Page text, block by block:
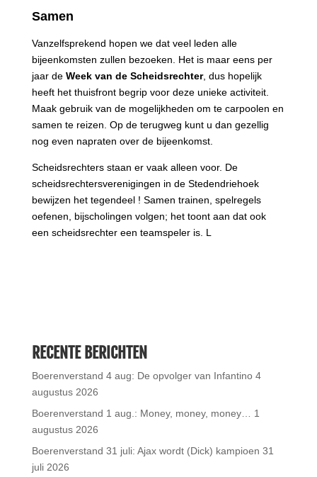
Samen
Vanzelfsprekend hopen we dat veel leden alle
bijeenkomsten zullen bezoeken. Het is maar eens per
jaar de Week van de Scheidsrechter, dus hopelijk
heeft het thuisfront begrip voor deze unieke activiteit.
Maak gebruik van de mogelijkheden om te carpoolen en
samen te reizen. Op de terugweg kunt u dan gezellig
nog even napraten over de bijeenkomst.
Scheidsrechters staan er vaak alleen voor. De
scheidsrechtersverenigingen in de Stedendriehoek
bewijzen het tegendeel ! Samen trainen, spelregels
oefenen, bijscholingen volgen; het toont aan dat ook
een scheidsrechter een teamspeler is. L
RECENTE BERICHTEN
Boerenverstand 4 aug: De opvolger van Infantino 4
augustus 2026
Boerenverstand 1 aug.: Money, money, money…
1
augustus 2026
Boerenverstand 31 juli: Ajax wordt (Dick) kampioen 31
juli 2026